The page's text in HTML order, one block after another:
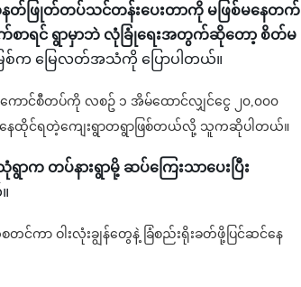
ဖြုတ်တပ်သင်တန်းပေးတာကို မဖြစ်မနေတက်
ာရင် ရွာမှာဘဲ လုံခြုံရေးအတွက်ဆိုတော့ စိတ်မ
စ်က မြေလတ်အသံကို ပြောပါတယ်။
ောင်စီတပ်ကို လစဥ် ၁ အိမ်ထောင်လျှင်ငွေ ၂၀,၀၀၀
ားနေထိုင်ရတဲ့ကျေးရွာတရွာဖြစ်တယ်လို့ သူကဆိုပါတယ်။
ာက တပ်နားရွာမို့ ဆပ်ကြေးသာပေးပြီး
င်ကာ ဝါးလုံးချွန်တွေနဲ့ ခြံစည်းရိုးခတ်ဖို့ပြင်ဆင်နေ